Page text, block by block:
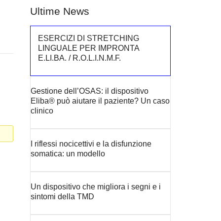
Ultime News
ESERCIZI DI STRETCHING
LINGUALE PER IMPRONTA
E.LI.BA. / R.O.L.I.N.M.F.
Gestione dell’OSAS: il dispositivo
Eliba® può aiutare il paziente? Un caso
clinico
I riflessi nocicettivi e la disfunzione
somatica: un modello
Un dispositivo che migliora i segni e i
sintomi della TMD